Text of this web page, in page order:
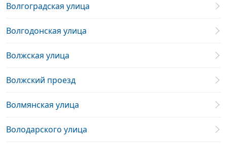
Волгоградская улица
Волгодонская улица
Волжская улица
Волжский проезд
Волмянская улица
Володарского улица